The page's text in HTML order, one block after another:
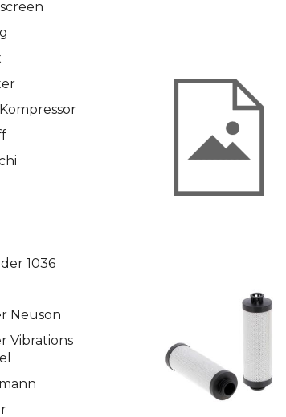
1036
Neuson
Vibrations